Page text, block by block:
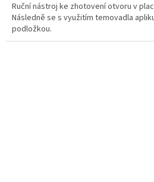
Ruční nástroj ke zhotovení otvoru v
Následně se s využitím temovadla
podložkou.